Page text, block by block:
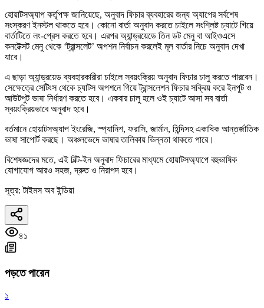
হোয়াটসঅ্যাপ কর্তৃপক্ষ জানিয়েছে, অনুবাদ ফিচার ব্যবহারের জন্য অ্যাপের সর্বশেষ
সংস্করণ ইনস্টল থাকতে হবে। কোনো বার্তা অনুবাদ করতে চাইলে সংশ্লিষ্ট চ্যাটে গিয়ে
বার্তাটিতে লং-প্রেস করতে হবে। এরপর অ্যান্ড্রয়েডে তিন ডট মেনু বা আইওএসে
কনটেক্সট মেনু থেকে ‘ট্রান্সলেট’ অপশন নির্বাচন করলেই মূল বার্তার নিচে অনুবাদ দেখা
যাবে।
এ ছাড়া অ্যান্ড্রয়েড ব্যবহারকারীরা চাইলে স্বয়ংক্রিয় অনুবাদ ফিচার চালু করতে পারবেন।
সেক্ষেত্রে সেটিংস থেকে চ্যাটস অপশনে গিয়ে ট্রান্সলেশন ফিচার সক্রিয় করে ইনপুট ও
আউটপুট ভাষা নির্ধারণ করতে হবে। একবার চালু হলে ওই চ্যাটে আসা সব বার্তা
স্বয়ংক্রিয়ভাবে অনুবাদ হবে।
বর্তমানে হোয়াটসঅ্যাপ ইংরেজি, স্প্যানিশ, ফরাসি, জার্মান, হিন্দিসহ একাধিক আন্তর্জাতিক
ভাষা সাপোর্ট করছে। অঞ্চলভেদে ভাষার তালিকায় ভিন্নতা থাকতে পারে।
বিশেষজ্ঞদের মতে, এই বিল্ট-ইন অনুবাদ ফিচারের মাধ্যমে হোয়াটসঅ্যাপে বহুভাষিক
যোগাযোগ আরও সহজ, দ্রুত ও নিরাপদ হবে।
সূত্র: টাইমস অব ইন্ডিয়া
৪১
পড়তে পারেন
১